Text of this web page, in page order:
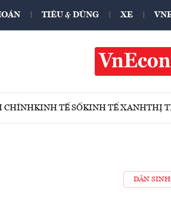
TIÊU & DÙNG XE
CHÍNHKINH TẾ SỐKINH TẾ XANHTHỊ
DÂN SINH